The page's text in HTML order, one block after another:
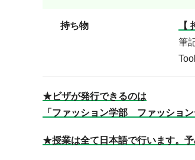
持ち物
【
筆
★ビザが発行できるのは
「ファッション学部 ファッショ
★授業は全て日本語で行います。予